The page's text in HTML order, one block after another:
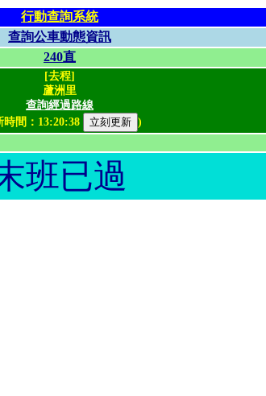
行動查詢系統
查詢公車動態資訊
240直
[去程]
蘆洲里
查詢經過路線
間： 13:20:38 )
班已過